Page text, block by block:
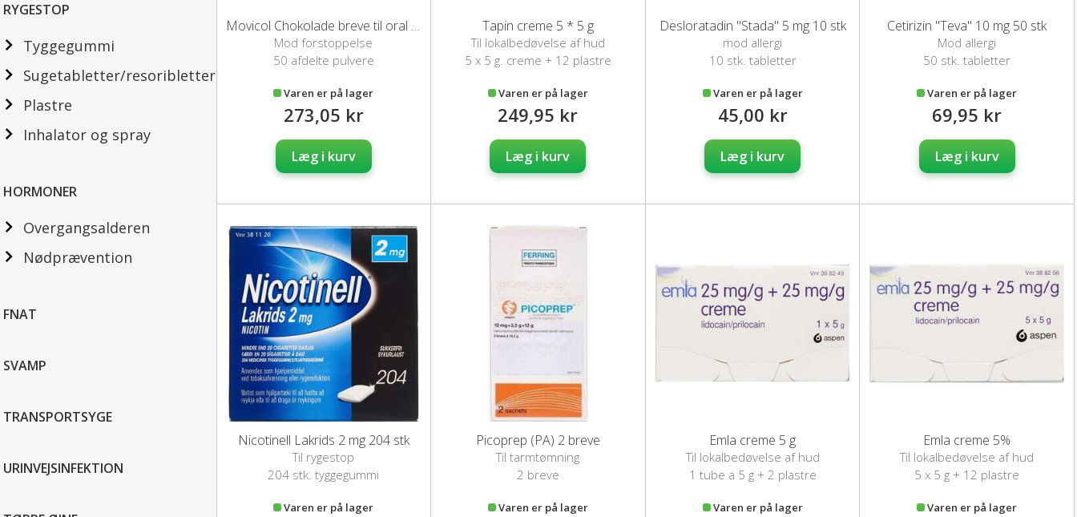
RYGESTOP
Tyggegummi
Sugetabletter/resoribletter
Plastre
Inhalator og spray
HORMONER
Overgangsalderen
Nødprævention
FNAT
SVAMP
TRANSPORTSYGE
URINVEJSINFEKTION
Movicol Chokolade breve til oral opløsning 50 stk
Mod forstoppelse
50 afdelte pulvere
Varen er på lager
273,05 kr
Læg i kurv
Tapin creme 5 * 5 g
Til lokalbedøvelse af hud
5 x 5 g. creme + 12 plastre
Varen er på lager
249,95 kr
Læg i kurv
Desloratadin "Stada" 5 mg 10 stk
mod allergi
10 stk. tabletter
Varen er på lager
45,00 kr
Læg i kurv
Cetirizin "Teva" 10 mg 50 stk
Mod allergi
50 stk. tabletter
Varen er på lager
69,95 kr
Læg i kurv
Nicotinell Lakrids 2 mg 204 stk
Til rygestop
204 stk. tyggegummi
Varen er på lager
Picoprep (PA) 2 breve
Til tarmtømning
2 breve
Varen er på lager
Emla creme 5 g
Til lokalbedøvelse af hud
1 tube a 5 g + 2 plastre
Varen er på lager
Emla creme 5%
Til lokalbedøvelse af hud
5 x 5 g + 12 plastre
Varen er på lager